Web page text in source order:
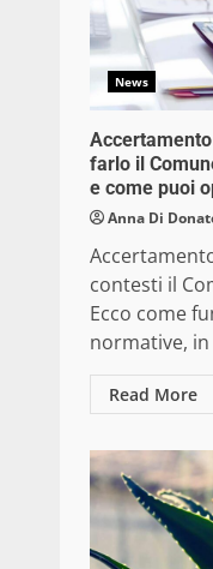
News
farlo il
e come puoi
Anna Di
contesti il
Ecco come
normative,
Read More